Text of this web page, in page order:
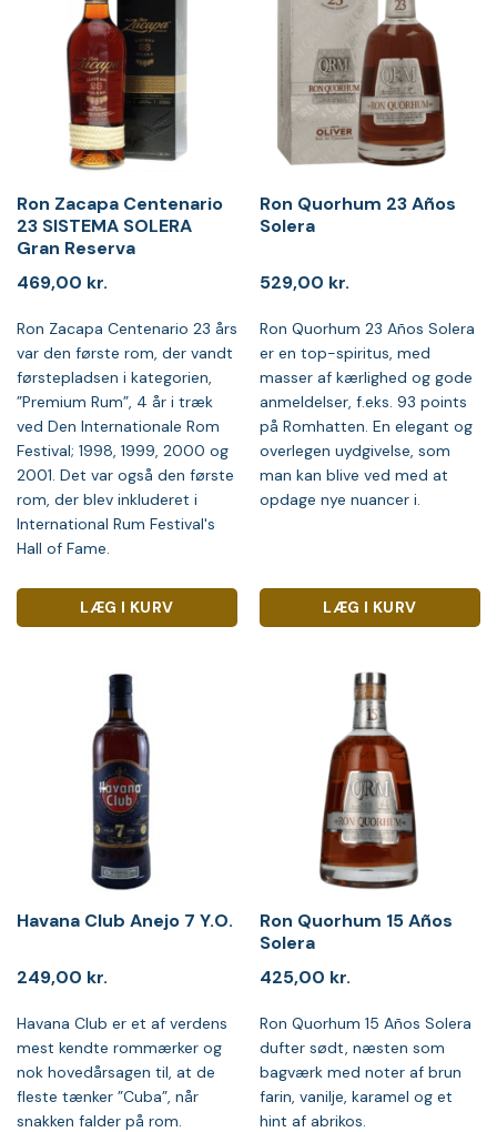
Ron Zacapa Centenario
23 SISTEMA SOLERA
Gran Reserva
469,00 kr.
Ron Zacapa Centenario 23 års
var den første rom, der vandt
førstepladsen i kategorien,
”Premium Rum”, 4 år i træk
ved Den Internationale Rom
Festival; 1998, 1999, 2000 og
2001. Det var også den første
rom, der blev inkluderet i
International Rum Festival's
Hall of Fame.
LÆG I KURV
Ron Quorhum 23 Años
Solera
529,00 kr.
Ron Quorhum 23 Años Solera
er en top-spiritus, med
masser af kærlighed og gode
anmeldelser, f.eks. 93 points
på Romhatten. En elegant og
overlegen uydgivelse, som
man kan blive ved med at
opdage nye nuancer i.
LÆG I KURV
Havana Club Anejo 7 Y.O.
249,00 kr.
Havana Club er et af verdens
mest kendte rommærker og
nok hovedårsagen til, at de
fleste tænker ”Cuba”, når
snakken falder på rom.
Ron Quorhum 15 Años
Solera
425,00 kr.
Ron Quorhum 15 Años Solera
dufter sødt, næsten som
bagværk med noter af brun
farin, vanilje, karamel og et
hint af abrikos.